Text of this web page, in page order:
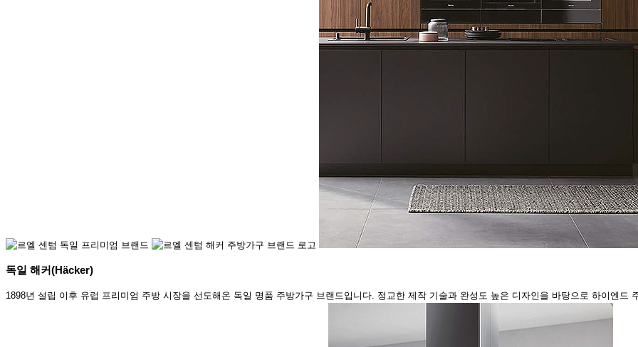
독일 해커(Häcker)
1898년 설립 이후 유럽 프리미엄 주방 시장을 선도해온 독일 명품 주방가구 브랜드입니다. 정교한 제작 기술과 완성도 높은 디자인을 바탕으로 하이엔드